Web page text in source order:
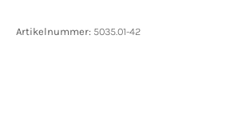
Artikelnummer: 5035.01-42